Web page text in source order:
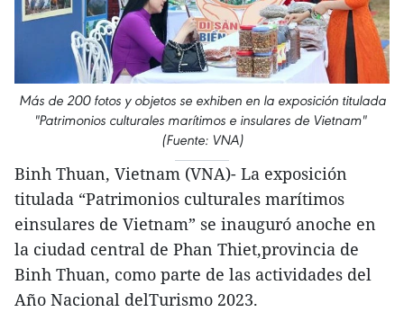
Más de 200 fotos y objetos se exhiben en la exposición titulada
"Patrimonios culturales marítimos e insulares de Vietnam"
(Fuente: VNA)
Binh Thuan, Vietnam (VNA)- La exposición
titulada “Patrimonios culturales marítimos
einsulares de Vietnam” se inauguró anoche en
la ciudad central de Phan Thiet,provincia de
Binh Thuan, como parte de las actividades del
Año Nacional delTurismo 2023.